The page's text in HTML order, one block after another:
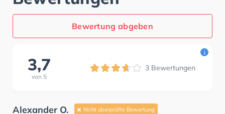
Bewertung abgeben
3,7
von 5
3 Bewertungen
i
Alexander O. Nicht überprüfte Bewertung